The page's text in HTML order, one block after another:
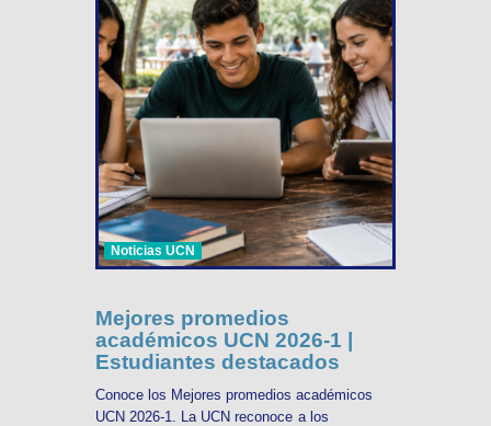
Noticias UCN
Mejores promedios
académicos UCN 2026-1 |
Estudiantes destacados
Conoce los Mejores promedios académicos
UCN 2026-1. La UCN reconoce a los